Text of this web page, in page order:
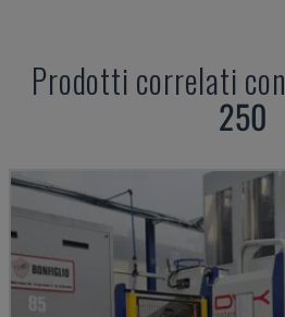
Prodotti correlati con
250